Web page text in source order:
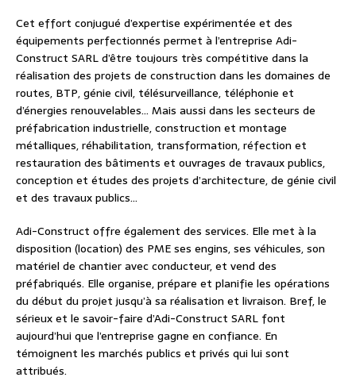
Cet effort conjugué d’expertise expérimentée et des
équipements perfectionnés permet à l’entreprise Adi-
Construct SARL d’être toujours très compétitive dans la
réalisation des projets de construction dans les domaines de
routes, BTP, génie civil, télésurveillance, téléphonie et
d’énergies renouvelables… Mais aussi dans les secteurs de
préfabrication industrielle, construction et montage
métalliques, réhabilitation, transformation, réfection et
restauration des bâtiments et ouvrages de travaux publics,
conception et études des projets d’architecture, de génie civil
et des travaux publics…
Adi-Construct offre également des services. Elle met à la
disposition (location) des PME ses engins, ses véhicules, son
matériel de chantier avec conducteur, et vend des
préfabriqués. Elle organise, prépare et planifie les opérations
du début du projet jusqu’à sa réalisation et livraison. Bref, le
sérieux et le savoir-faire d’Adi-Construct SARL font
aujourd’hui que l’entreprise gagne en confiance. En
témoignent les marchés publics et privés qui lui sont
attribués.